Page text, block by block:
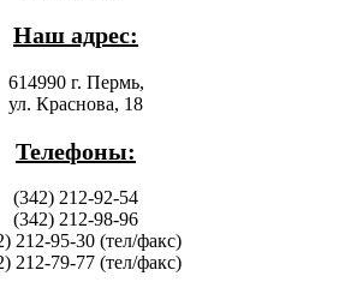
Наш адрес:
614990 г. Пермь,
ул. Краснова, 18
Телефоны:
(342) 212-92-54
(342) 212-98-96
212-95-30 (тел/факс)
212-79-77 (тел/факс)